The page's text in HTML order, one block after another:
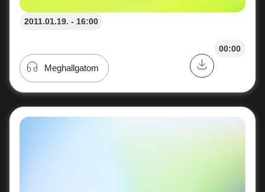
2011.01.19. - 16:00
00:00
Meghallgatom